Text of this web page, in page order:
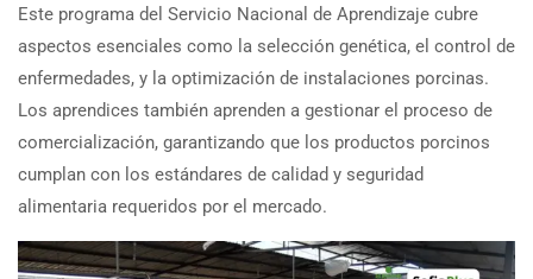
Este programa del Servicio Nacional de Aprendizaje cubre
aspectos esenciales como la selección genética, el control de
enfermedades, y la optimización de instalaciones porcinas.
Los aprendices también aprenden a gestionar el proceso de
comercialización, garantizando que los productos porcinos
cumplan con los estándares de calidad y seguridad
alimentaria requeridos por el mercado.